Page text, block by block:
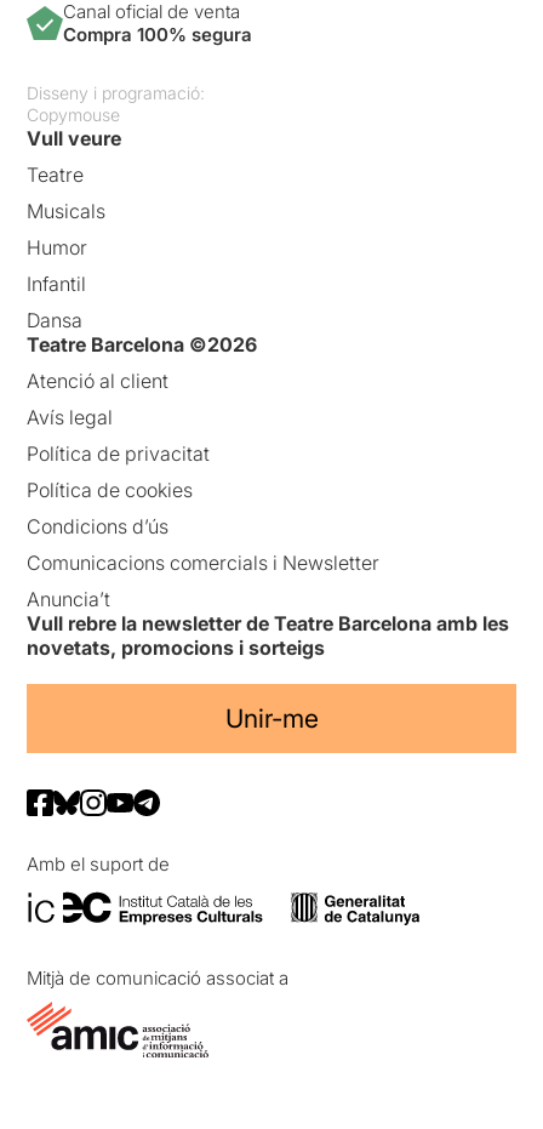
Canal oficial de venta
Compra 100% segura
Disseny i programació:
Copymouse
Vull veure
Teatre
Musicals
Humor
Infantil
Dansa
Teatre Barcelona ©2026
Atenció al client
Avís legal
Política de privacitat
Política de cookies
Condicions d’ús
Comunicacions comercials i Newsletter
Anuncia’t
Vull rebre la newsletter de Teatre Barcelona amb les
novetats, promocions i sorteigs
Unir-me
Amb el suport de
Mitjà de comunicació associat a